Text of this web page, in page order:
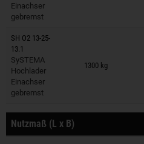
Einachser
gebremst
SH O2 13-25-
13.1
SySTEMA
Hochlader
Einachser
gebremst
1300 kg
Anhänger auf Merkzettel
Nutzmaß (L x B)